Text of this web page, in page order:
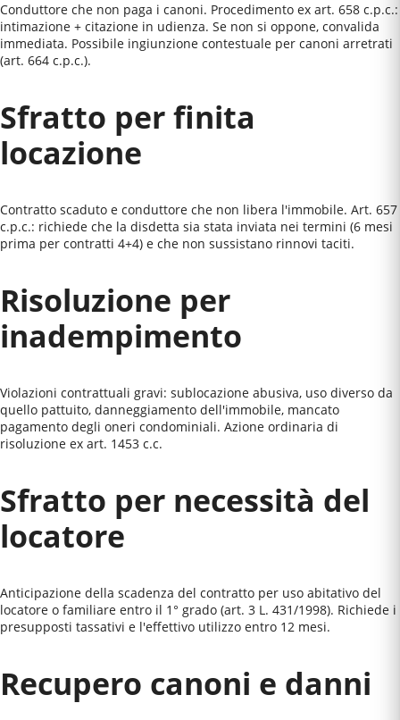
Conduttore che non paga i canoni. Procedimento ex art. 658 c.p.c.:
intimazione + citazione in udienza. Se non si oppone, convalida
immediata. Possibile ingiunzione contestuale per canoni arretrati
(art. 664 c.p.c.).
Sfratto per finita
locazione
Contratto scaduto e conduttore che non libera l'immobile. Art. 657
c.p.c.: richiede che la disdetta sia stata inviata nei termini (6 mesi
prima per contratti 4+4) e che non sussistano rinnovi taciti.
Risoluzione per
inadempimento
Violazioni contrattuali gravi: sublocazione abusiva, uso diverso da
quello pattuito, danneggiamento dell'immobile, mancato
pagamento degli oneri condominiali. Azione ordinaria di
risoluzione ex art. 1453 c.c.
Sfratto per necessità del
locatore
Anticipazione della scadenza del contratto per uso abitativo del
locatore o familiare entro il 1° grado (art. 3 L. 431/1998). Richiede i
presupposti tassativi e l'effettivo utilizzo entro 12 mesi.
Recupero canoni e danni